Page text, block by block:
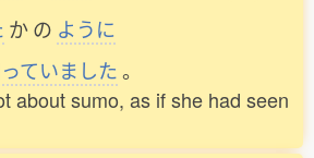
か の ように
っていました。
about sumo, as if she had seen